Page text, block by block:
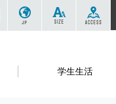
学生生活
を検索する
Instagram SIZE